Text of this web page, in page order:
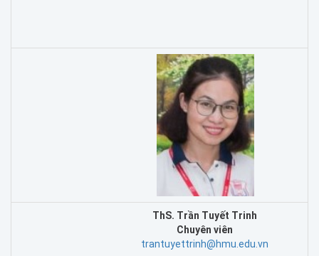
ThS. Trần Tuyết Trinh
Chuyên viên
trantuyettrinh@hmu.edu.vn